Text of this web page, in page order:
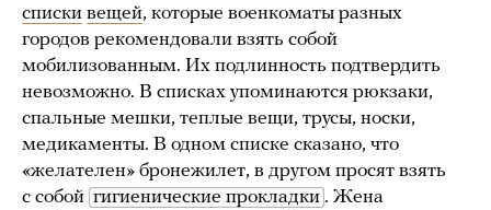
списки вещей, которые военкоматы разных
городов рекомендовали взять собой
мобилизованным. Их подлинность подтвердить
невозможно. В списках упоминаются рюкзаки,
спальные мешки, теплые вещи, трусы, носки,
медикаменты. В одном списке сказано, что
«желателен» бронежилет, в другом просят взять
с собой гигиенические прокладки . Жена